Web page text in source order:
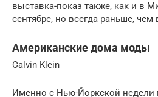
выставка-показ также, как и в
сентябре, но всегда раньше, чем
Американские дома моды
Calvin Klein
Именно с Нью-Йоркской недели